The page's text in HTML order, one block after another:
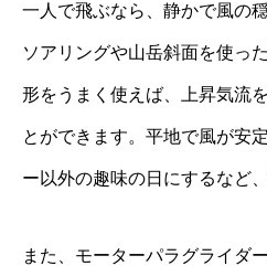
一人で飛ぶなら、静かで風の
ソアリングや山岳斜面を使っ
形をうまく使えば、上昇気流
とができます。平地で風が安
ー以外の趣味の日にするなど
また、モーターパラグライダ